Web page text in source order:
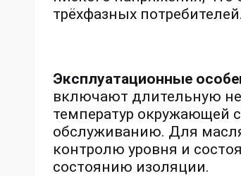
трёхфазных потребителей.
Эксплуатационные
включают длительную
температур окружающей
обслуживанию. Для
контролю уровня и
состоянию изоляции.